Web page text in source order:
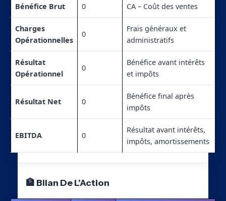
Bénéfice Brut 0 CA – Coût des ventes
Charges
Opérationnelles
0
Frais généraux et
administratifs
Résultat
Opérationnel
0
Bénéfice avant intérêts
et impôts
Résultat Net 0
Bénéfice final après
impôts
EBITDA 0
Résultat avant intérêts,
impôts, amortissements
🏦 Bilan De L’Action